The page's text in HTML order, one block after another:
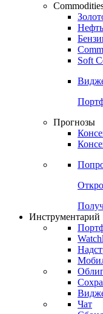
Нефть
Soft
Прогнозы
Инструментарий
Чат